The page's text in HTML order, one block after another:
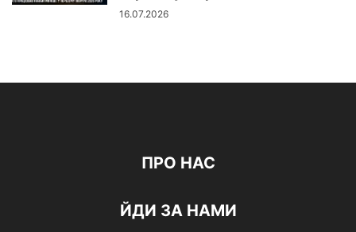
16.07.2026
ПРО НАС
ЙДИ ЗА НАМИ